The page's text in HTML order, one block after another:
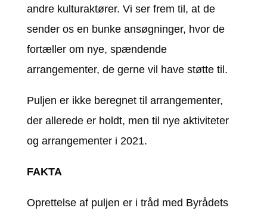
andre kulturaktører. Vi ser frem til, at de
sender os en bunke ansøgninger, hvor de
fortæller om nye, spændende
arrangementer, de gerne vil have støtte til.
Puljen er ikke beregnet til arrangementer,
der allerede er holdt, men til nye aktiviteter
og arrangementer i 2021.
FAKTA
Oprettelse af puljen er i tråd med Byrådets